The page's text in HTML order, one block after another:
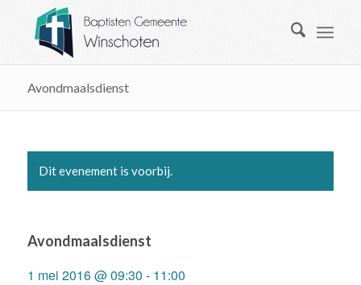
Avondmaalsdienst
Dit evenement is voorbij.
Avondmaalsdienst
1 mei 2016 @ 09:30 - 11:00